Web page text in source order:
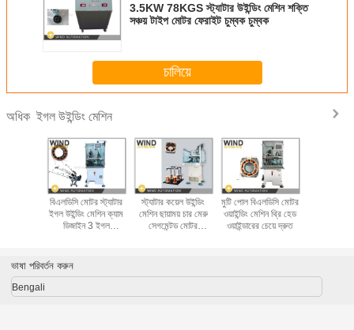
3.5KW 78KGS স্ট্যাটার উইন্ডিং মেশিন শক্তি
সঞ্চয় টাইপ মোটর ফেরাইট চুম্বক চুম্বক
চালিয়ে
অধিকইগল উইন্ডিং মেশিন
বিএলডিসি মোটর স্ট্যাটার
ইগল উইন্ডিং মেশিন ক্যাম
ডিজাইন 3 ইগল
স্ট্যাটার কয়েল উইন্ডিং
মেশিন ছায়াময় চার মেরু
সেগমেন্টড মোটর
মুটি পোল বিএলডিসি মোটর
ওয়াইন্ডিং মেশিন থ্রি হেড
ওয়াইন্ডারের চেয়ে দ্রুত
ভাষা পরিবর্তন করুন
Bengali